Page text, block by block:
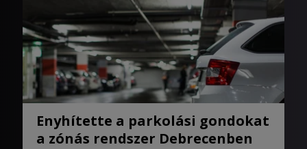
Enyhítette a parkolási gondokat
a zónás rendszer Debrecenben